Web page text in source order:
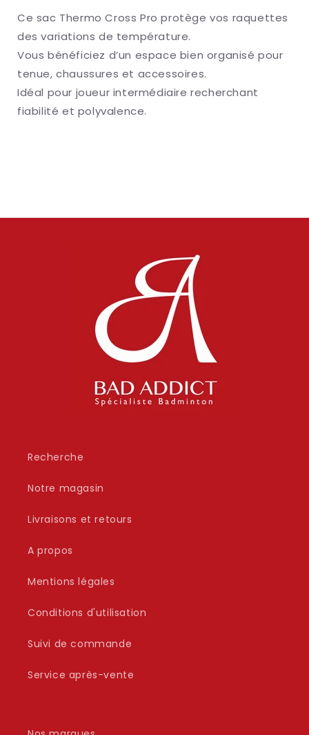
Ce sac Thermo Cross Pro protège vos raquettes
des variations de température.
Vous bénéficiez d’un espace bien organisé pour
tenue, chaussures et accessoires.
Idéal pour joueur intermédiaire recherchant
fiabilité et polyvalence.
Recherche
Notre magasin
Livraisons et retours
A propos
Mentions légales
Conditions d'utilisation
Suivi de commande
Service après-vente